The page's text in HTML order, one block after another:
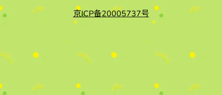
京ICP备20005737号